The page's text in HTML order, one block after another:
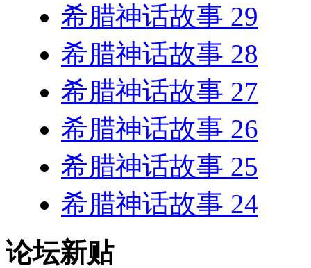
希腊神话故事 29
希腊神话故事 28
希腊神话故事 27
希腊神话故事 26
希腊神话故事 25
希腊神话故事 24
论坛新贴